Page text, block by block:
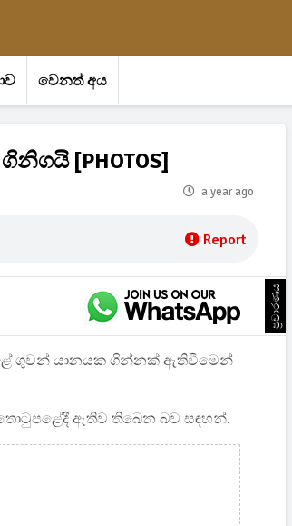
වෙනත් අය
[PHOTOS]
a year ago
Report
ප්‍රචාරණය
ගුවන් යානයක ගින්නක් ඇතිවීමෙන්
ඇතිව තිබෙන බව සඳහන්.